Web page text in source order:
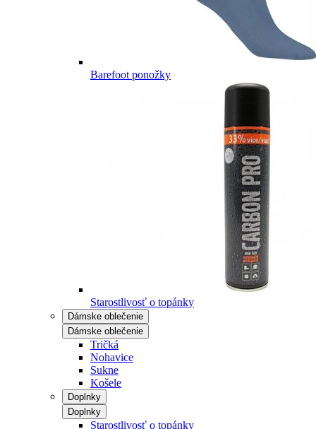
Barefoot ponožky
Starostlivosť o topánky
Dámske oblečenie
Dámske oblečenie
Tričká
Nohavice
Sukne
Košele
Doplnky
Doplnky
Starostlivosť o topánky